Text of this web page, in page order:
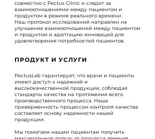
совместно с Pectus Clinic и следит за
взаимоотношениями между пациентом и
продуктом в режиме реального времени.
Наш протокол исследований направлен на
улучшение взаимоотношений между пациентом
и продуктом и адаптацию инноваций для
удовлетворения потребностей пациентов.
ПРОДУКТ И УСЛУГИ
PectusLab гарантирует, что врачи и пациенты
имеют доступ к надежной и
высококачественной продукции, соблюдая
стандарты качества на протяжении всего
производственного процесса. Наша
приверженность процессам контроля качества
составляет основу надежности нашей
продукции.
Мы помогаем нашим пациентам получить